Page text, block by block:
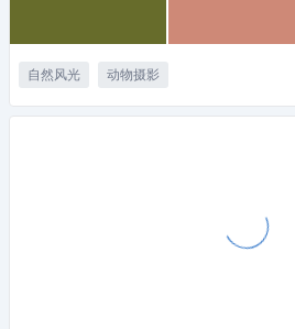
自然风光 动物摄影